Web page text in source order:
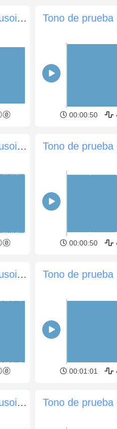
Tono de prueba 3000Hz (onda sinusoidal) -10dB (60 seg)
00:00:50
Tono de prueba 8000Hz (onda sinusoidal) -5dB (60 seg)
00:00:50
Tono de prueba 2000Hz (onda sinusoidal) -5dB (60 seg)
00:01:01
Tono de prueba 9000Hz (onda sinusoidal) -5dB (60 seg)